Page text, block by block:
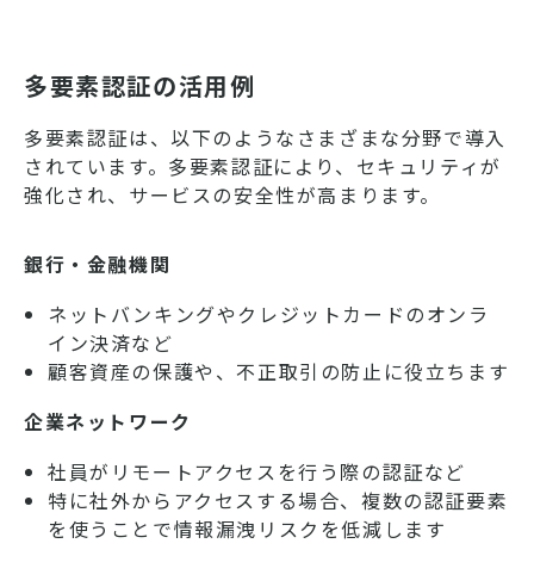
多要素認証の活用例
多要素認証は、以下のようなさまざまな分野で導入
されています。多要素認証により、セキュリティが
強化され、サービスの安全性が高まります。
銀行・金融機関
ネットバンキングやクレジットカードのオンラ
イン決済など
顧客資産の保護や、不正取引の防止に役立ちます
企業ネットワーク
社員がリモートアクセスを行う際の認証など
特に社外からアクセスする場合、複数の認証要素
を使うことで情報漏洩リスクを低減します